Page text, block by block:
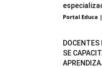
Portal Educa
DOCENTES
SE